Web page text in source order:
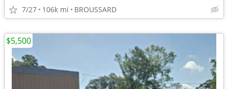
7/27 106k mi BROUSSARD
$5,500